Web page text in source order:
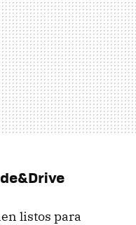
listos para